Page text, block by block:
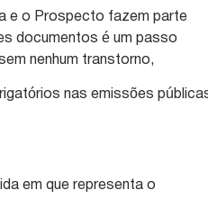
e o Prospecto fazem parte
documentos é um passo
nenhum transtorno,
nas emissões
em que representa o